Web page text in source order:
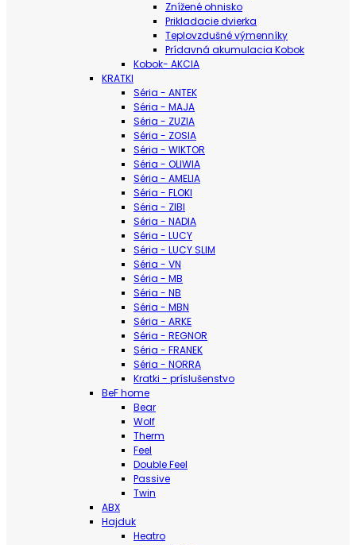
Znížené ohnisko
Prikladacie dvierka
Teplovzdušné výmenníky
Prídavná akumulacia Kobok
Kobok- AKCIA
KRATKI
Séria - ANTEK
Séria - MAJA
Séria - ZUZIA
Séria - ZOSIA
Séria - WIKTOR
Séria - OLIWIA
Séria - AMELIA
Séria - FLOKI
Séria - ZIBI
Séria - NADIA
Séria - LUCY
Séria - LUCY SLIM
Séria - VN
Séria - MB
Séria - NB
Séria - MBN
Séria - ARKE
Séria - REGNOR
Séria - FRANEK
Séria - NORRA
Kratki - príslušenstvo
BeF home
Bear
Wolf
Therm
Feel
Double Feel
Passive
Twin
ABX
Hajduk
Heatro